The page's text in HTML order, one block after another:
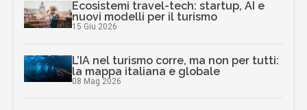
Ecosistemi travel-tech: startup, AI e
nuovi modelli per il turismo
15 Giu 2026
L’IA nel turismo corre, ma non per tutti:
la mappa italiana e globale
08 Mag 2026